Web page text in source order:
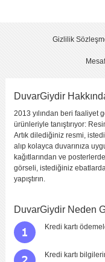
Yorumu Gönder
Gizlilik
DuvarGiydir
2013 yılından beri faaliyet
ürünleriyle tanıştırıyor:
Artık dilediğiniz resmi,
alıp kolayca duvarınıza
kağıtlarından ve
görseli, istediğiniz
yapıştırın.
DuvarGiydir Neden
Kredi kartı
Kredi kartı